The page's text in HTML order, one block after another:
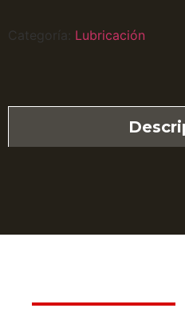
Categoría: Lubricación